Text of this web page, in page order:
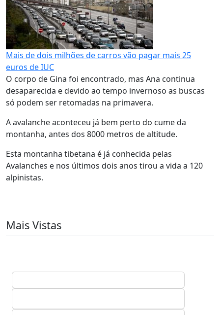
Mais de dois milhões de carros vão pagar mais 25
euros de IUC
O corpo de Gina foi encontrado, mas Ana continua
desaparecida e devido ao tempo invernoso as buscas
só podem ser retomadas na primavera.
A avalanche aconteceu já bem perto do cume da
montanha, antes dos 8000 metros de altitude.
Esta montanha tibetana é já conhecida pelas
Avalanches e nos últimos dois anos tirou a vida a 120
alpinistas.
Mais Vistas